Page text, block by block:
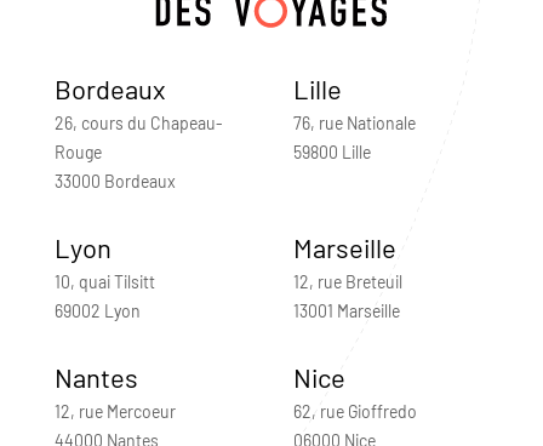
Bordeaux
26, cours du Chapeau-
Rouge
33000 Bordeaux
Lille
76, rue Nationale
59800 Lille
Lyon
10, quai Tilsitt
69002 Lyon
Marseille
12, rue Breteuil
13001 Marseille
Nantes
12, rue Mercoeur
44000 Nantes
Nice
62, rue Gioffredo
06000 Nice